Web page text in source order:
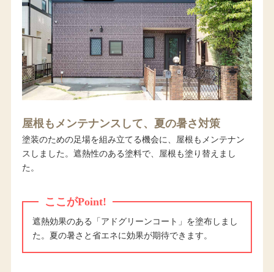
屋根もメンテナンスして、夏の暑さ対策
塗装のための足場を組み立てる機会に、屋根もメンテナン
スしました。遮熱性のある塗料で、屋根も塗り替えまし
た。
ここがPoint!
遮熱効果のある「アドグリーンコート」を塗布しまし
た。夏の暑さと省エネに効果が期待できます。